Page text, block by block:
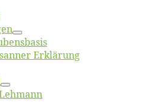
Erklärung